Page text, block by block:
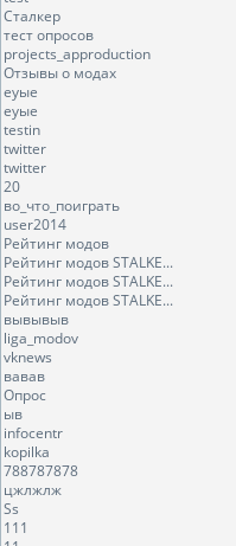
Сталкер
тест опросов
projects_approduction
Отзывы о модах
еуые
еуые
testin
twitter
twitter
20
во_что_поиграть
user2014
Рейтинг модов
Рейтинг модов STALKE...
Рейтинг модов STALKE...
Рейтинг модов STALKE...
вывывыв
liga_modov
vknews
вавав
Опрос
ыв
infocentr
kopilka
788787878
цжлжлж
Ss
111